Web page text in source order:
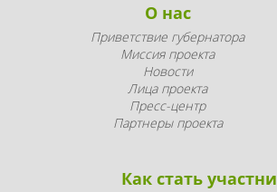
О нас
Приветствие губернатора
Миссия проекта
Новости
Лица проекта
Пресс-центр
Партнеры проекта
Как стать